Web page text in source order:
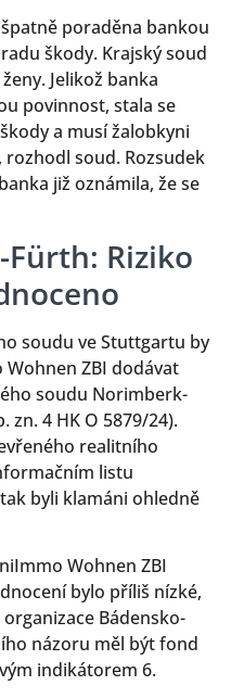
poraděna bankou
škody. Krajský soud
Jelikož banka
povinnost, stala se
a musí žalobkyni
soud. Rozsudek
již oznámila, že se
Riziko
soudu ve Stuttgartu by
ZBI dodávat
soudu Norimberk-
zn. 4 HK O 5879/24).
realitního
listu
byli klamáni ohledně
Wohnen ZBI
bylo příliš nízké,
Bádensko-
názoru měl být fond
indikátorem 6.